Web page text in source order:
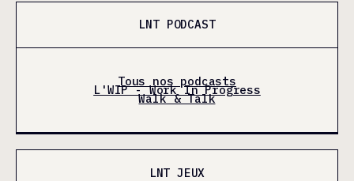
LNT PODCAST
Tous nos podcasts
L'WIP - Work In Progress
Walk & Talk
LNT JEUX